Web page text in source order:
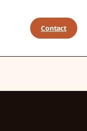
Contact